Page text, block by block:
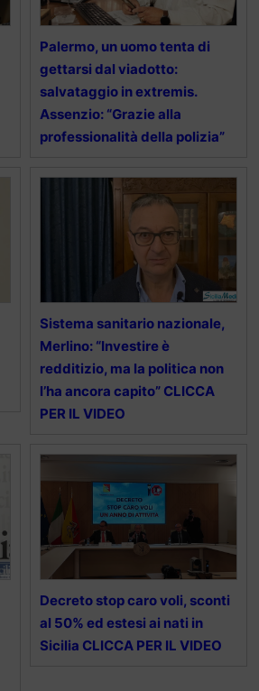
Palermo, un uomo tenta di
gettarsi dal viadotto:
salvataggio in extremis.
Assenzio: “Grazie alla
professionalità della polizia”
Sistema sanitario nazionale,
Merlino: “Investire è
redditizio, ma la politica non
l’ha ancora capito” CLICCA
PER IL VIDEO
Decreto stop caro voli, sconti
al 50% ed estesi ai nati in
Sicilia CLICCA PER IL VIDEO